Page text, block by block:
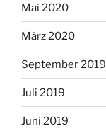
Mai 2020
März 2020
September 2019
Juli 2019
Juni 2019